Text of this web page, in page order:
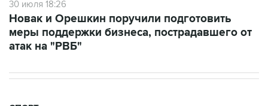
меры поддержки бизнеса, пострадавшего от
атак на "РВБ"